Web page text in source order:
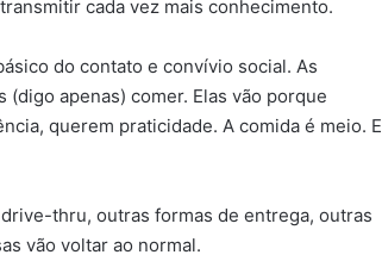
cada vez mais conhecimento.
do contato e convívio social. As
apenas) comer. Elas vão porque
querem praticidade. A comida é meio. E
thru, outras formas de entrega, outras
vão voltar ao normal.